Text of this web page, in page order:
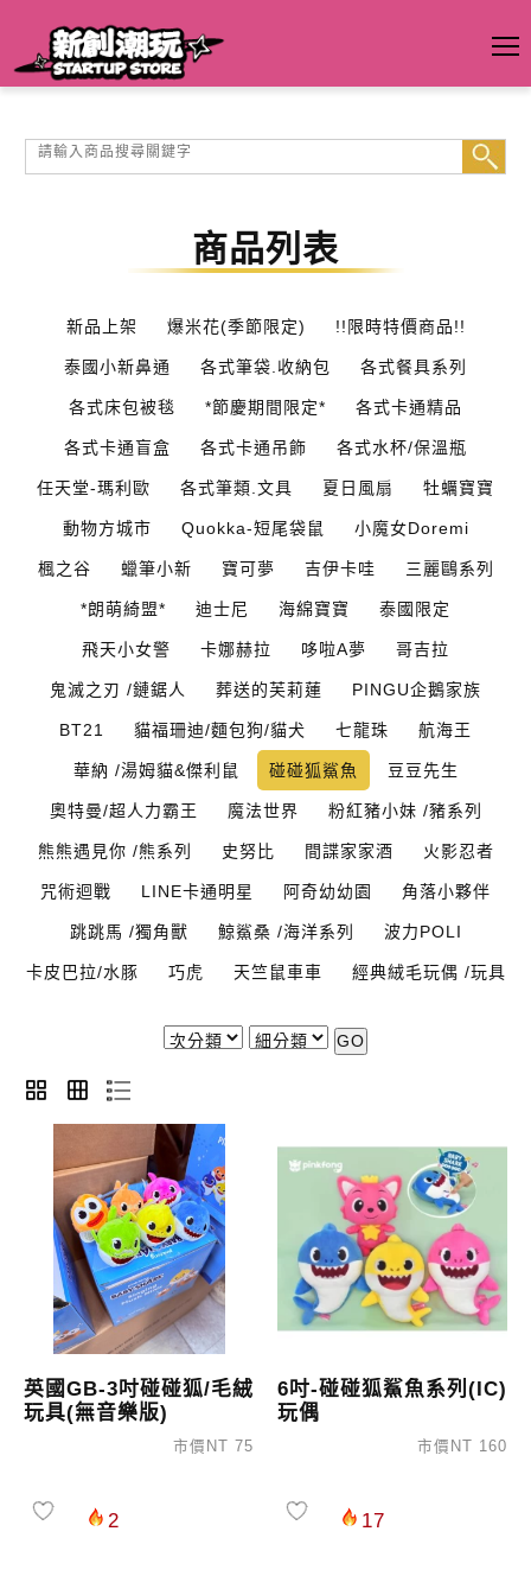
商品列表
新品上架 爆米花(季節限定) !!限時特價商品!!
泰國小新鼻通 各式筆袋.收納包 各式餐具系列
各式床包被毯 *節慶期間限定* 各式卡通精品
各式卡通盲盒 各式卡通吊飾 各式水杯/保溫瓶
任天堂-瑪利歐 各式筆類.文具 夏日風扇 牡蠣寶寶
動物方城市 Quokka-短尾袋鼠 小魔女Doremi
楓之谷 蠟筆小新 寶可夢 吉伊卡哇 三麗鷗系列
*朗萌綺盟* 迪士尼 海綿寶寶 泰國限定
飛天小女警 卡娜赫拉 哆啦A夢 哥吉拉
鬼滅之刃 /鏈鋸人 葬送的芙莉蓮 PINGU企鵝家族
BT21 貓福珊迪/麵包狗/貓犬 七龍珠 航海王
華納 /湯姆貓&傑利鼠 碰碰狐鯊魚 豆豆先生
奧特曼/超人力霸王 魔法世界 粉紅豬小妹 /豬系列
熊熊遇見你 /熊系列 史努比 間諜家家酒 火影忍者
咒術迴戰 LINE卡通明星 阿奇幼幼園 角落小夥伴
跳跳馬 /獨角獸 鯨鯊桑 /海洋系列 波力POLI
卡皮巴拉/水豚 巧虎 天竺鼠車車 經典絨毛玩偶 /玩具
GO
英國GB-3吋碰碰狐/毛絨
玩具(無音樂版)
市價NT 75
2
6吋-碰碰狐鯊魚系列(IC)
玩偶
市價NT 160
17